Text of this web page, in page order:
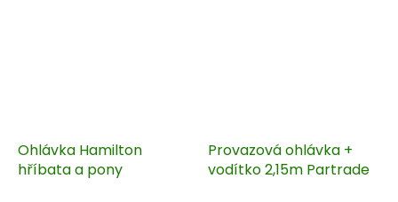
Ohlávka Hamilton
hříbata a pony
Provazová ohlávka +
vodítko 2,15m Partrade